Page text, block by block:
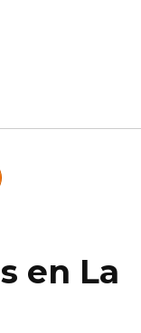
en La